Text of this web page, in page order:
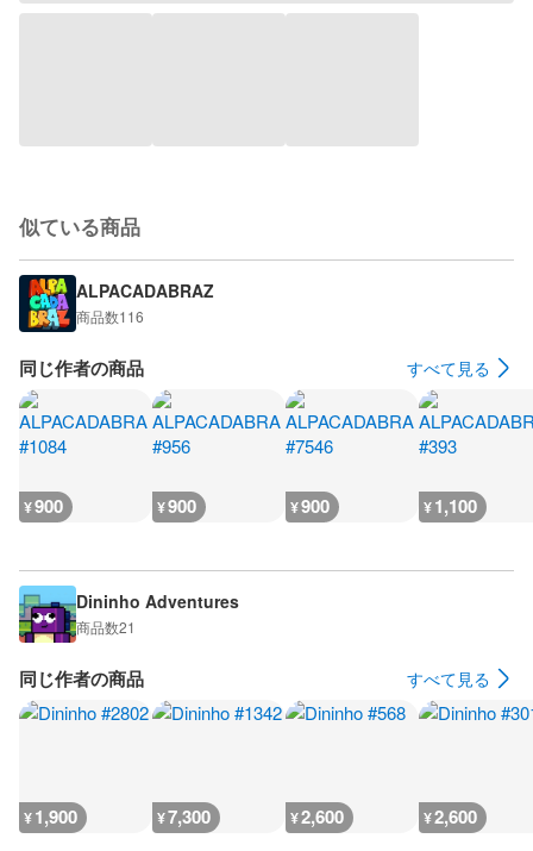
似ている商品
ALPACADABRAZ
商品数116
同じ作者の商品 すべて見る
¥900 ¥900 ¥900 ¥1,100
Dininho Adventures
商品数21
同じ作者の商品 すべて見る
¥1,900 ¥7,300 ¥2,600 ¥2,600